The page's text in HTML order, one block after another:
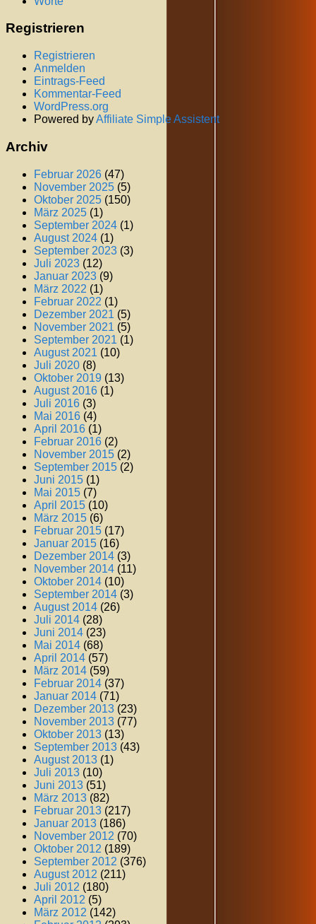
Registrieren
Registrieren
Anmelden
Eintrags-Feed
Kommentar-Feed
WordPress.org
Powered byAffiliate Simple Assistent
Archiv
Februar 2026 (47)
November 2025 (5)
Oktober 2025 (150)
März 2025 (1)
September 2024 (1)
August 2024 (1)
September 2023 (3)
Juli 2023 (12)
Januar 2023 (9)
März 2022 (1)
Februar 2022 (1)
Dezember 2021 (5)
November 2021 (5)
September 2021 (1)
August 2021 (10)
Juli 2020 (8)
Oktober 2019 (13)
August 2016 (1)
Juli 2016 (3)
Mai 2016 (4)
April 2016 (1)
Februar 2016 (2)
November 2015 (2)
September 2015 (2)
Juni 2015 (1)
Mai 2015 (7)
April 2015 (10)
März 2015 (6)
Februar 2015 (17)
Januar 2015 (16)
Dezember 2014 (3)
November 2014 (11)
Oktober 2014 (10)
September 2014 (3)
August 2014 (26)
Juli 2014 (28)
Juni 2014 (23)
Mai 2014 (68)
April 2014 (57)
März 2014 (59)
Februar 2014 (37)
Januar 2014 (71)
Dezember 2013 (23)
November 2013 (77)
Oktober 2013 (13)
September 2013 (43)
August 2013 (1)
Juli 2013 (10)
Juni 2013 (51)
März 2013 (82)
Februar 2013 (217)
Januar 2013 (186)
November 2012 (70)
Oktober 2012 (189)
September 2012 (376)
August 2012 (211)
Juli 2012 (180)
April 2012 (5)
März 2012 (142)